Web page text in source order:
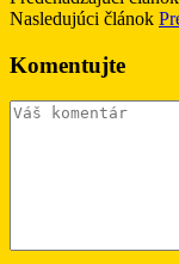
Nasledujúci článok
Komentujte